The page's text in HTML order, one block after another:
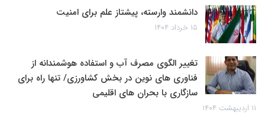
دانشمند وارسته، پیشتاز علم برای امنیت
۱۵ خرداد ۱۴۰۴
تغییر الگوی مصرف آب و استفاده هوشمندانه از
فناوری های نوین در بخش کشاورزی/ تنها راه برای
سازگاری با بحران های اقلیمی
۱۱ اردیبهشت ۱۴۰۴